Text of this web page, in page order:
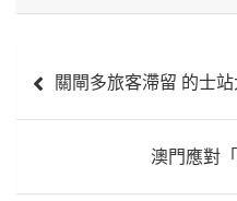
章
關閘多旅客滯留 的士
澳門應對